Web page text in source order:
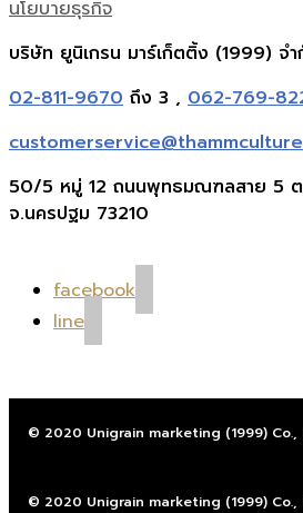
นโยบายธุรกิจ
บริษัท ยูนิเกรน มาร์เก็ตติ้ง (1999) จ
02-811-9670 ถึง 3 , 062-769-
50/5 หมู่ 12 ถนนพุทธมณฑลสาย 5 ต
จ.นครปฐม 73210
facebook
line
© 2020 Unigrain marketing (1999) Co.,
© 2020 Unigrain marketing (1999) Co.,